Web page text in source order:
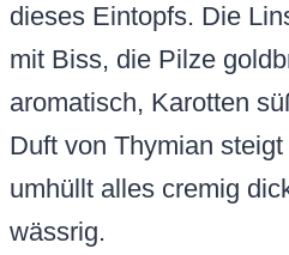
dieses Eintopfs. Die
mit Biss, die Pilze
aromatisch, Karotten
Duft von Thymian
umhüllt alles cremig
wässrig.